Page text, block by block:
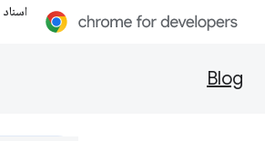
اسناد
Blog